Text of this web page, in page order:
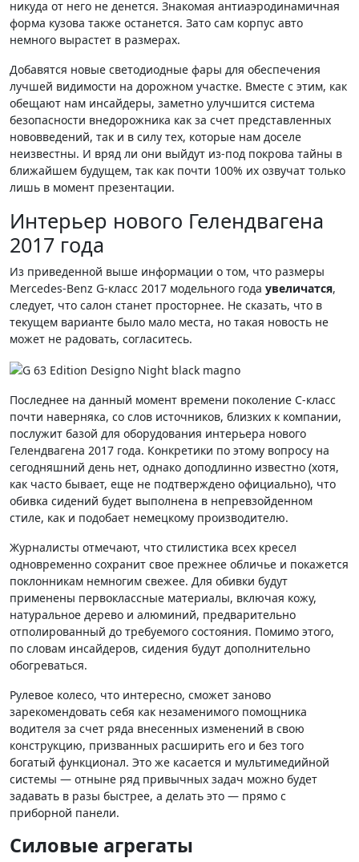
никуда от него не денется. Знакомая антиаэродинамичная
форма кузова также останется. Зато сам корпус авто
немного вырастет в размерах.
Добавятся новые светодиодные фары для обеспечения
лучшей видимости на дорожном участке. Вместе с этим, как
обещают нам инсайдеры, заметно улучшится система
безопасности внедорожника как за счет представленных
нововведений, так и в силу тех, которые нам доселе
неизвестны. И вряд ли они выйдут из-под покрова тайны в
ближайшем будущем, так как почти 100% их озвучат только
лишь в момент презентации.
Интерьер нового Гелендвагена
2017 года
Из приведенной выше информации о том, что размеры
Mercedes-Benz G-класс 2017 модельного года увеличатся,
следует, что салон станет просторнее. Не сказать, что в
текущем варианте было мало места, но такая новость не
может не радовать, согласитесь.
Последнее на данный момент времени поколение C-класс
почти наверняка, со слов источников, близких к компании,
послужит базой для оборудования интерьера нового
Гелендвагена 2017 года. Конкретики по этому вопросу на
сегодняшний день нет, однако доподлинно известно (хотя,
как часто бывает, еще не подтверждено официально), что
обивка сидений будет выполнена в непревзойденном
стиле, как и подобает немецкому производителю.
Журналисты отмечают, что стилистика всех кресел
одновременно сохранит свое прежнее обличье и покажется
поклонникам немногим свежее. Для обивки будут
применены первоклассные материалы, включая кожу,
натуральное дерево и алюминий, предварительно
отполированный до требуемого состояния. Помимо этого,
по словам инсайдеров, сидения будут дополнительно
обогреваться.
Рулевое колесо, что интересно, сможет заново
зарекомендовать себя как незаменимого помощника
водителя за счет ряда внесенных изменений в свою
конструкцию, призванных расширить его и без того
богатый функционал. Это же касается и мультимедийной
системы — отныне ряд привычных задач можно будет
задавать в разы быстрее, а делать это — прямо с
приборной панели.
Силовые агрегаты